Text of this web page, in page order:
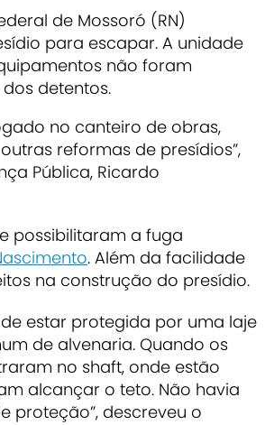
de Mossoró (RN)
para escapar. A unidade
não foram
detentos.
no canteiro de obras,
reformas de presídios”,
Pública, Ricardo
possibilitaram a fuga
. Além da facilidade
na construção do presídio.
estar protegida por uma laje
de alvenaria. Quando os
no shaft, onde estão
alcançar o teto. Não havia
proteção”, descreveu o